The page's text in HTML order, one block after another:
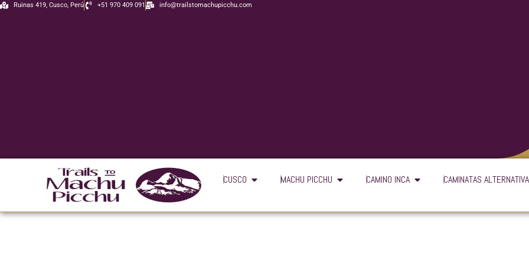
Ir
Ruinas 419, Cusco, Perú +51 970 409 091 info@trailstomachupicchu.com
CUSCO Open CuscoMACHU PICCHU Open Machu Picchu
CAMINO INCA Open Camino Inca
CAMINATAS